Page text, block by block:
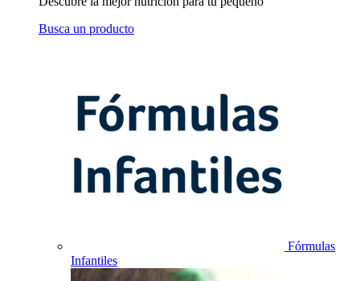
Busca un producto
Fórmulas
Infantiles